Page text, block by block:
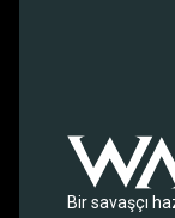
Bir savaşçı